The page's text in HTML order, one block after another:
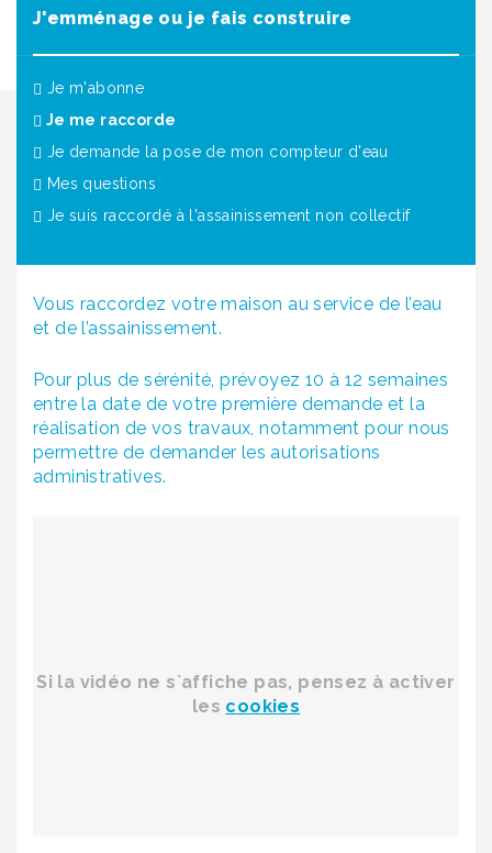
J'emménage ou je fais construire
Je m'abonne
Je me raccorde
Je demande la pose de mon compteur d'eau
Mes questions
Je suis raccordé à l'assainissement non collectif
Vous raccordez votre maison au service de l’eau
et de l’assainissement.
Pour plus de sérénité, prévoyez 10 à 12 semaines
entre la date de votre première demande et la
réalisation de vos travaux, notamment pour nous
permettre de demander les autorisations
administratives.
Si la vidéo ne s`affiche pas, pensez à activer
les cookies